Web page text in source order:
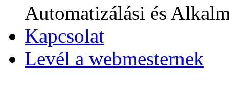
Automatizálási és
Kapcsolat
Levél a webmesternek